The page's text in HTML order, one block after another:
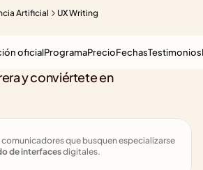
Artificial UX Writing
y conviértete en
que busquen especializarse
de interfaces digitales.
oficialProgramaPrecioFechasTestimonios